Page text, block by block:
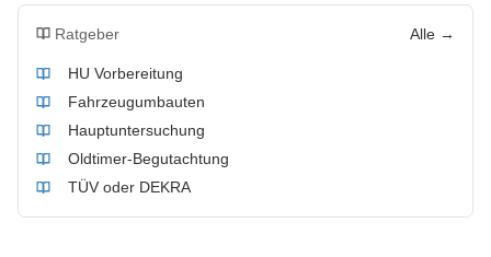
Ratgeber Alle →
HU Vorbereitung
Fahrzeugumbauten
Hauptuntersuchung
Oldtimer-Begutachtung
TÜV oder DEKRA